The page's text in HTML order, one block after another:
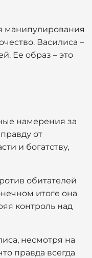
манипулирования
Василиса –
Ее образ – это
намерения за
от
и богатству,
обитателей
итоге она
контроль над
несмотря на
правда всегда